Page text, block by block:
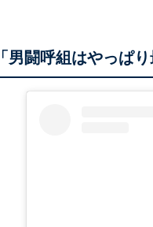
「男闘呼組はやっぱ